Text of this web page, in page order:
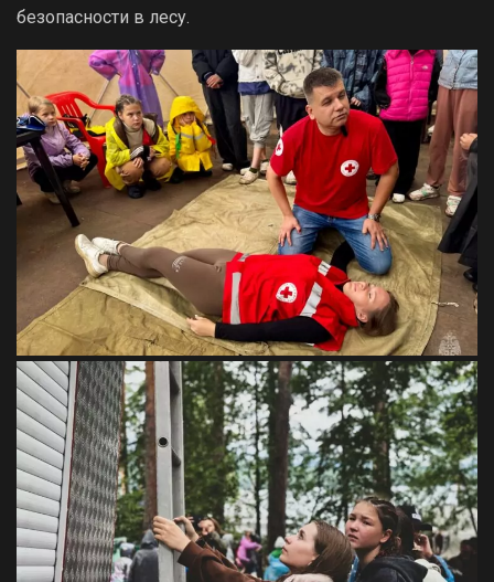
безопасности в лесу.